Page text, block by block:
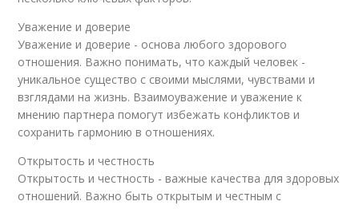
Уважение и доверие
Уважение и доверие - основа любого здорового
отношения. Важно понимать, что каждый человек -
уникальное существо с своими мыслями, чувствами и
взглядами на жизнь. Взаимоуважение и уважение к
мнению партнера помогут избежать конфликтов и
сохранить гармонию в отношениях.
Открытость и честность
Открытость и честность - важные качества для здоровых
отношений. Важно быть открытым и честным с